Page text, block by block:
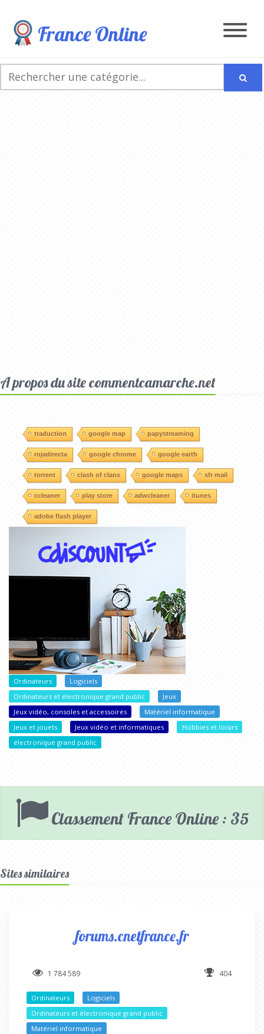
France Online
A propos du site commentcamarche.net
traduction google map papystreaming
rojadirecta google chrome google earth
torrent clash of clans google maps sfr mail
ccleaner play store adwcleaner itunes
adobe flash player
Ordinateurs
Logiciels
Ordinateurs et électronique grand public
Jeux
Jeux vidéo, consoles et accessoires
Matériel informatique
Jeux et jouets
Jeux vidéo et informatiques
Hobbies et loisirs
électronique grand public
Classement France Online : 35
Sites similaires
forums.cnetfrance.fr
1 784 589 404
Ordinateurs
Logiciels
Ordinateurs et électronique grand public
Matériel informatique